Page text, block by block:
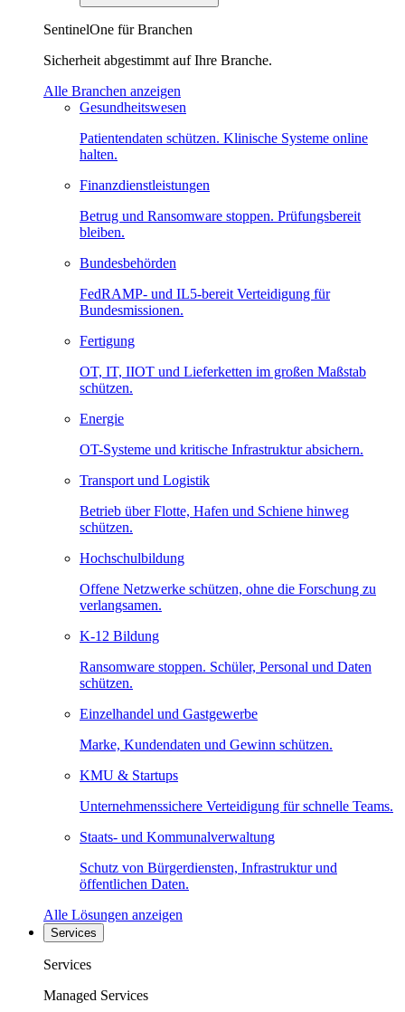
SentinelOne für Branchen
Sicherheit abgestimmt auf Ihre Branche.
Alle Branchen anzeigen
Gesundheitswesen
Patientendaten schützen. Klinische Systeme online
halten.
Finanzdienstleistungen
Betrug und Ransomware stoppen. Prüfungsbereit
bleiben.
Bundesbehörden
FedRAMP- und IL5-bereit Verteidigung für
Bundesmissionen.
Fertigung
OT, IT, IIOT und Lieferketten im großen Maßstab
schützen.
Energie
OT-Systeme und kritische Infrastruktur absichern.
Transport und Logistik
Betrieb über Flotte, Hafen und Schiene hinweg
schützen.
Hochschulbildung
Offene Netzwerke schützen, ohne die Forschung zu
verlangsamen.
K-12 Bildung
Ransomware stoppen. Schüler, Personal und Daten
schützen.
Einzelhandel und Gastgewerbe
Marke, Kundendaten und Gewinn schützen.
KMU & Startups
Unternehmenssichere Verteidigung für schnelle Teams.
Staats- und Kommunalverwaltung
Schutz von Bürgerdiensten, Infrastruktur und
öffentlichen Daten.
Alle Lösungen anzeigen
Services
Services
Managed Services